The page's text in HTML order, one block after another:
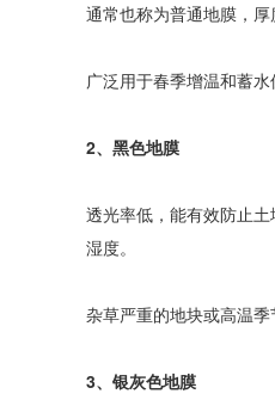
通常也称为普通地膜，
广泛用于春季增温和蓄
2、黑色地膜
透光率低，能有效防止
湿度。
杂草严重的地块或高温
3、银灰色地膜